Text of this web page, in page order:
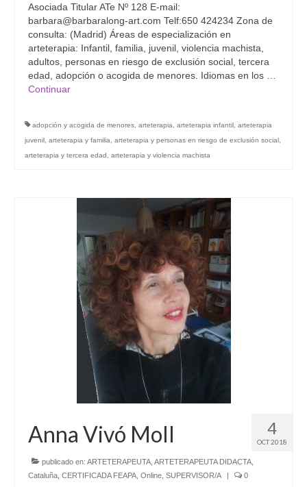
Asociada Titular ATe Nº 128 E-mail:
barbara@barbaralong-art.com Telf:650 424234 Zona de
consulta: (Madrid) Áreas de especialización en
arteterapia: Infantil, familia, juvenil, violencia machista,
adultos, personas en riesgo de exclusión social, tercera
edad, adopción o acogida de menores. Idiomas en los …
Continuar
adopción y acogida de menores arteterapia arteterapia infantil arteterapia
juvenil arteterapia y familia arteterapia y personas en riesgo de exclusión social
arteterapia y tercera edad
arteterapia y violencia machista
4
OCT 2018
Anna Vivó Moll
publicado en: ARTETERAPEUTA ARTETERAPEUTA DIDACTA
Cataluña CERTIFICADA FEAPA Online SUPERVISOR/A | 0